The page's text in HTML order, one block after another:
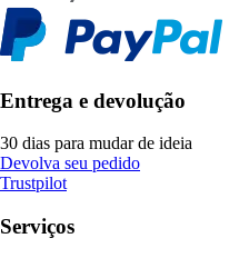
Entrega e devolução
30 dias para mudar de ideia
Devolva seu pedido
Trustpilot
Serviços